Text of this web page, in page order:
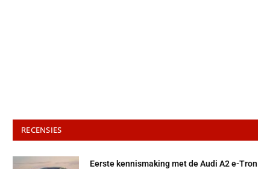
RECENSIES
Eerste kennismaking met de Audi A2 e-Tron